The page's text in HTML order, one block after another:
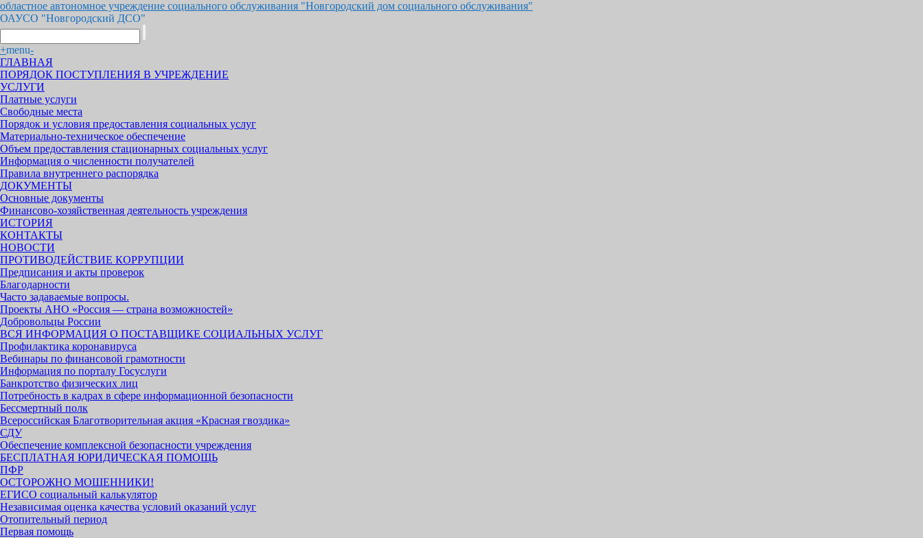
областное автономное учреждение социального обслуживания "Новгородский дом социального обслуживания"
ОАУСО "Новгородский ДСО"
+menu-
ГЛАВНАЯ
ПОРЯДОК ПОСТУПЛЕНИЯ В УЧРЕЖДЕНИЕ
УСЛУГИ
Платные услуги
Свободные места
Порядок и условия предоставления социальных услуг
Материально-техническое обеспечение
Объем предоставления стационарных социальных услуг
Информация о численности получателей
Правила внутреннего распорядка
ДОКУМЕНТЫ
Основные документы
Финансово-хозяйственная деятельность учреждения
ИСТОРИЯ
КОНТАКТЫ
НОВОСТИ
ПРОТИВОДЕЙСТВИЕ КОРРУПЦИИ
Предписания и акты проверок
Благодарности
Часто задаваемые вопросы.
Проекты АНО «Россия — страна возможностей»
Добровольцы России
ВСЯ ИНФОРМАЦИЯ О ПОСТАВЩИКЕ СОЦИАЛЬНЫХ УСЛУГ
Профилактика коронавируса
Вебинары по финансовой грамотности
Информация по порталу Госуслуги
Банкротство физических лиц
Потребность в кадрах в сфере информационной безопасности
Бессмертный полк
Всероссийская Благотворительная акция «Красная гвоздика»
СДУ
Обеспечение комплексной безопасности учреждения
БЕСПЛАТНАЯ ЮРИДИЧЕСКАЯ ПОМОЩЬ
ПФР
ОСТОРОЖНО МОШЕННИКИ!
ЕГИСО социальный калькулятор
Независимая оценка качества условий оказаний услуг
Отопительный период
Первая помощь